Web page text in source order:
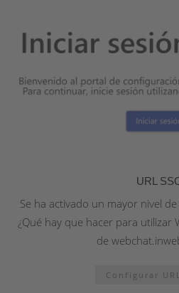
URL
Se ha activado un mayor nivel
¿Qué hay que hacer para utilizar
de
Configurar